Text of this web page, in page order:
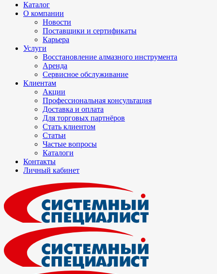
Каталог
О компании
Новости
Поставщики и сертификаты
Карьера
Услуги
Восстановление алмазного инструмента
Аренда
Сервисное обслуживание
Клиентам
Акции
Профессиональная консультация
Доставка и оплата
Для торговых партнёров
Стать клиентом
Статьи
Частые вопросы
Каталоги
Контакты
Личный кабинет